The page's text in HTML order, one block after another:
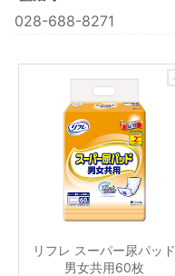
028-688-8271
リフレ スーパー尿パッド
男女共用60枚